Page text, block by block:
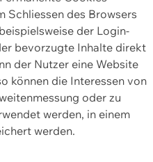
Schliessen des Browsers
der Login-
bevorzugte Inhalte direkt
der Nutzer eine Website
können die Interessen von
oder zu
werden, in einem
werden.